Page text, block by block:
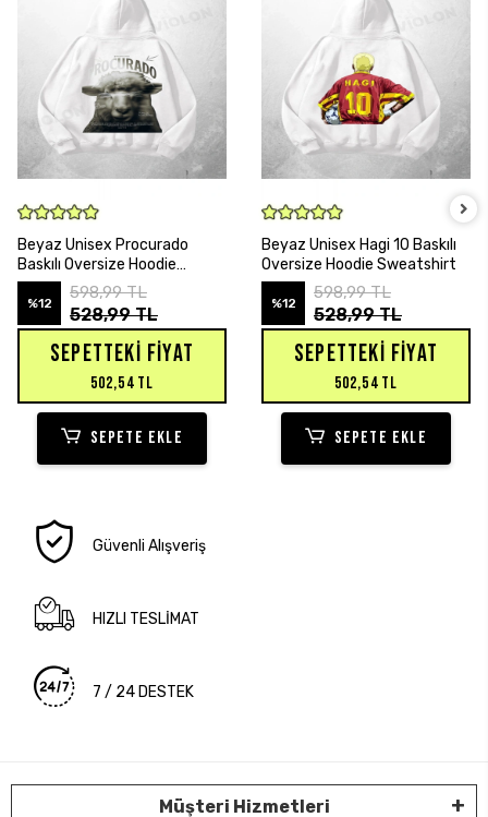
Beyaz Unisex Procurado
Baskılı Oversize Hoodie
Sweatshirt
%12
598,99 TL
528,99 TL
SEPETTEKI FIYAT
502,54 TL
SEPETE EKLE
Beyaz Unisex Hagi 10 Baskılı
Oversize Hoodie Sweatshirt
%12
598,99 TL
528,99 TL
SEPETTEKI FIYAT
502,54 TL
SEPETE EKLE
Güvenli Alışveriş
HIZLI TESLİMAT
7 / 24 DESTEK
Müşteri Hizmetleri